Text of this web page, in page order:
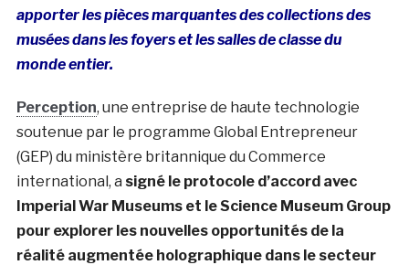
apporter les pièces marquantes des collections des
musées dans les foyers et les salles de classe du
monde entier.
Perception, une entreprise de haute technologie
soutenue par le programme Global Entrepreneur
(GEP) du ministère britannique du Commerce
international, a signé le protocole d’accord avec
Imperial War Museums et le Science Museum Group
pour explorer les nouvelles opportunités de la
réalité augmentée holographique dans le secteur